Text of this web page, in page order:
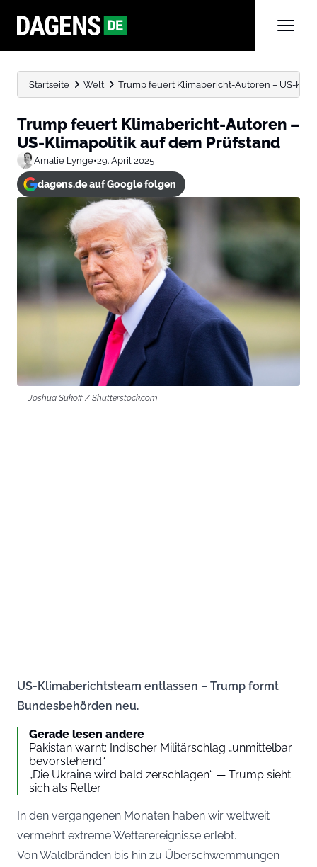
Startseite Welt Trump feuert Klimabericht-Autoren – US-
Trump feuert Klimabericht-Autoren –
US-Klimapolitik auf dem Prüfstand
Amalie Lynge•29. April 2025
dagens.de auf Google folgen
Joshua Sukoff / Shutterstock.com
US-Klimaberichtsteam entlassen – Trump formt
Bundesbehörden neu.
Gerade lesen andere
Pakistan warnt: Indischer Militärschlag „unmittelbar
bevorstehend“
„Die Ukraine wird bald zerschlagen“ — Trump sieht
sich als Retter
In den vergangenen Monaten haben wir weltweit
vermehrt extreme Wetterereignisse erlebt.
Von Waldbränden bis hin zu Überschwemmungen